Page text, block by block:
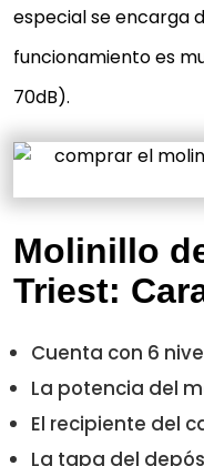
especial se encarga
funcionamiento es
70dB).
Molinillo
Triest:
Cuenta con 6
La potencia del
El recipiente del
La tapa del